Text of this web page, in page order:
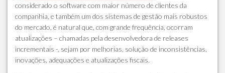
considerado o software com maior número de clientes da
companhia, e também um dos sistemas de gestão mais robustos
do mercado, é natural que, com grande frequência, ocorram
atualizações – chamadas pela desenvolvedora de releases
incrementais -, sejam por melhorias, solução de inconsistências,
inovações, adequações e atualizações fiscais.